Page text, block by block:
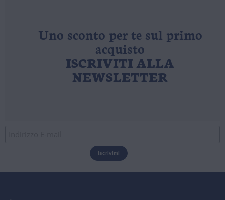
Uno sconto per te sul primo
acquisto
ISCRIVITI ALLA
NEWSLETTER